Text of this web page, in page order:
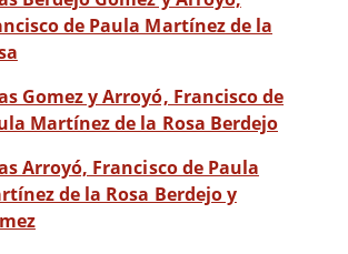
de Paula Martínez de la
Gomez y Arroyó, Francisco de
Martínez de la Rosa Berdejo
Arroyó, Francisco de Paula
de la Rosa Berdejo y